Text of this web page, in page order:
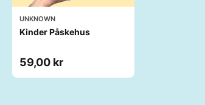
UNKNOWN
Kinder Påskehus
59,00 kr